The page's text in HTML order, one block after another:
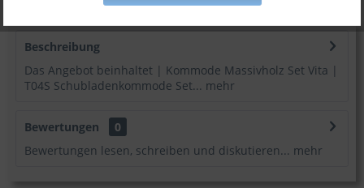
Beschreibung
Das Angebot beinhaltet | Kommode Massivholz Set Vita |
T04S Schubladenkommode Set... mehr
Bewertungen
0
Bewertungen lesen, schreiben und diskutieren... mehr